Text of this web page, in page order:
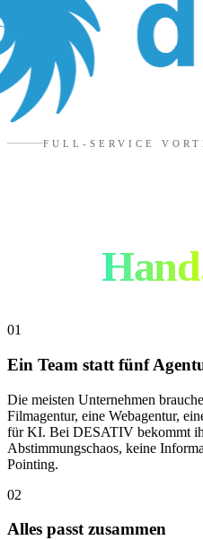
FULL-SERVICE
einer
01
Ein Team statt fünf
Die meisten Unternehmen
Filmagentur, eine Webagentur,
für KI. Bei DESATIV bekommt
Abstimmungschaos, keine
Pointing.
02
Alles passt zusammen